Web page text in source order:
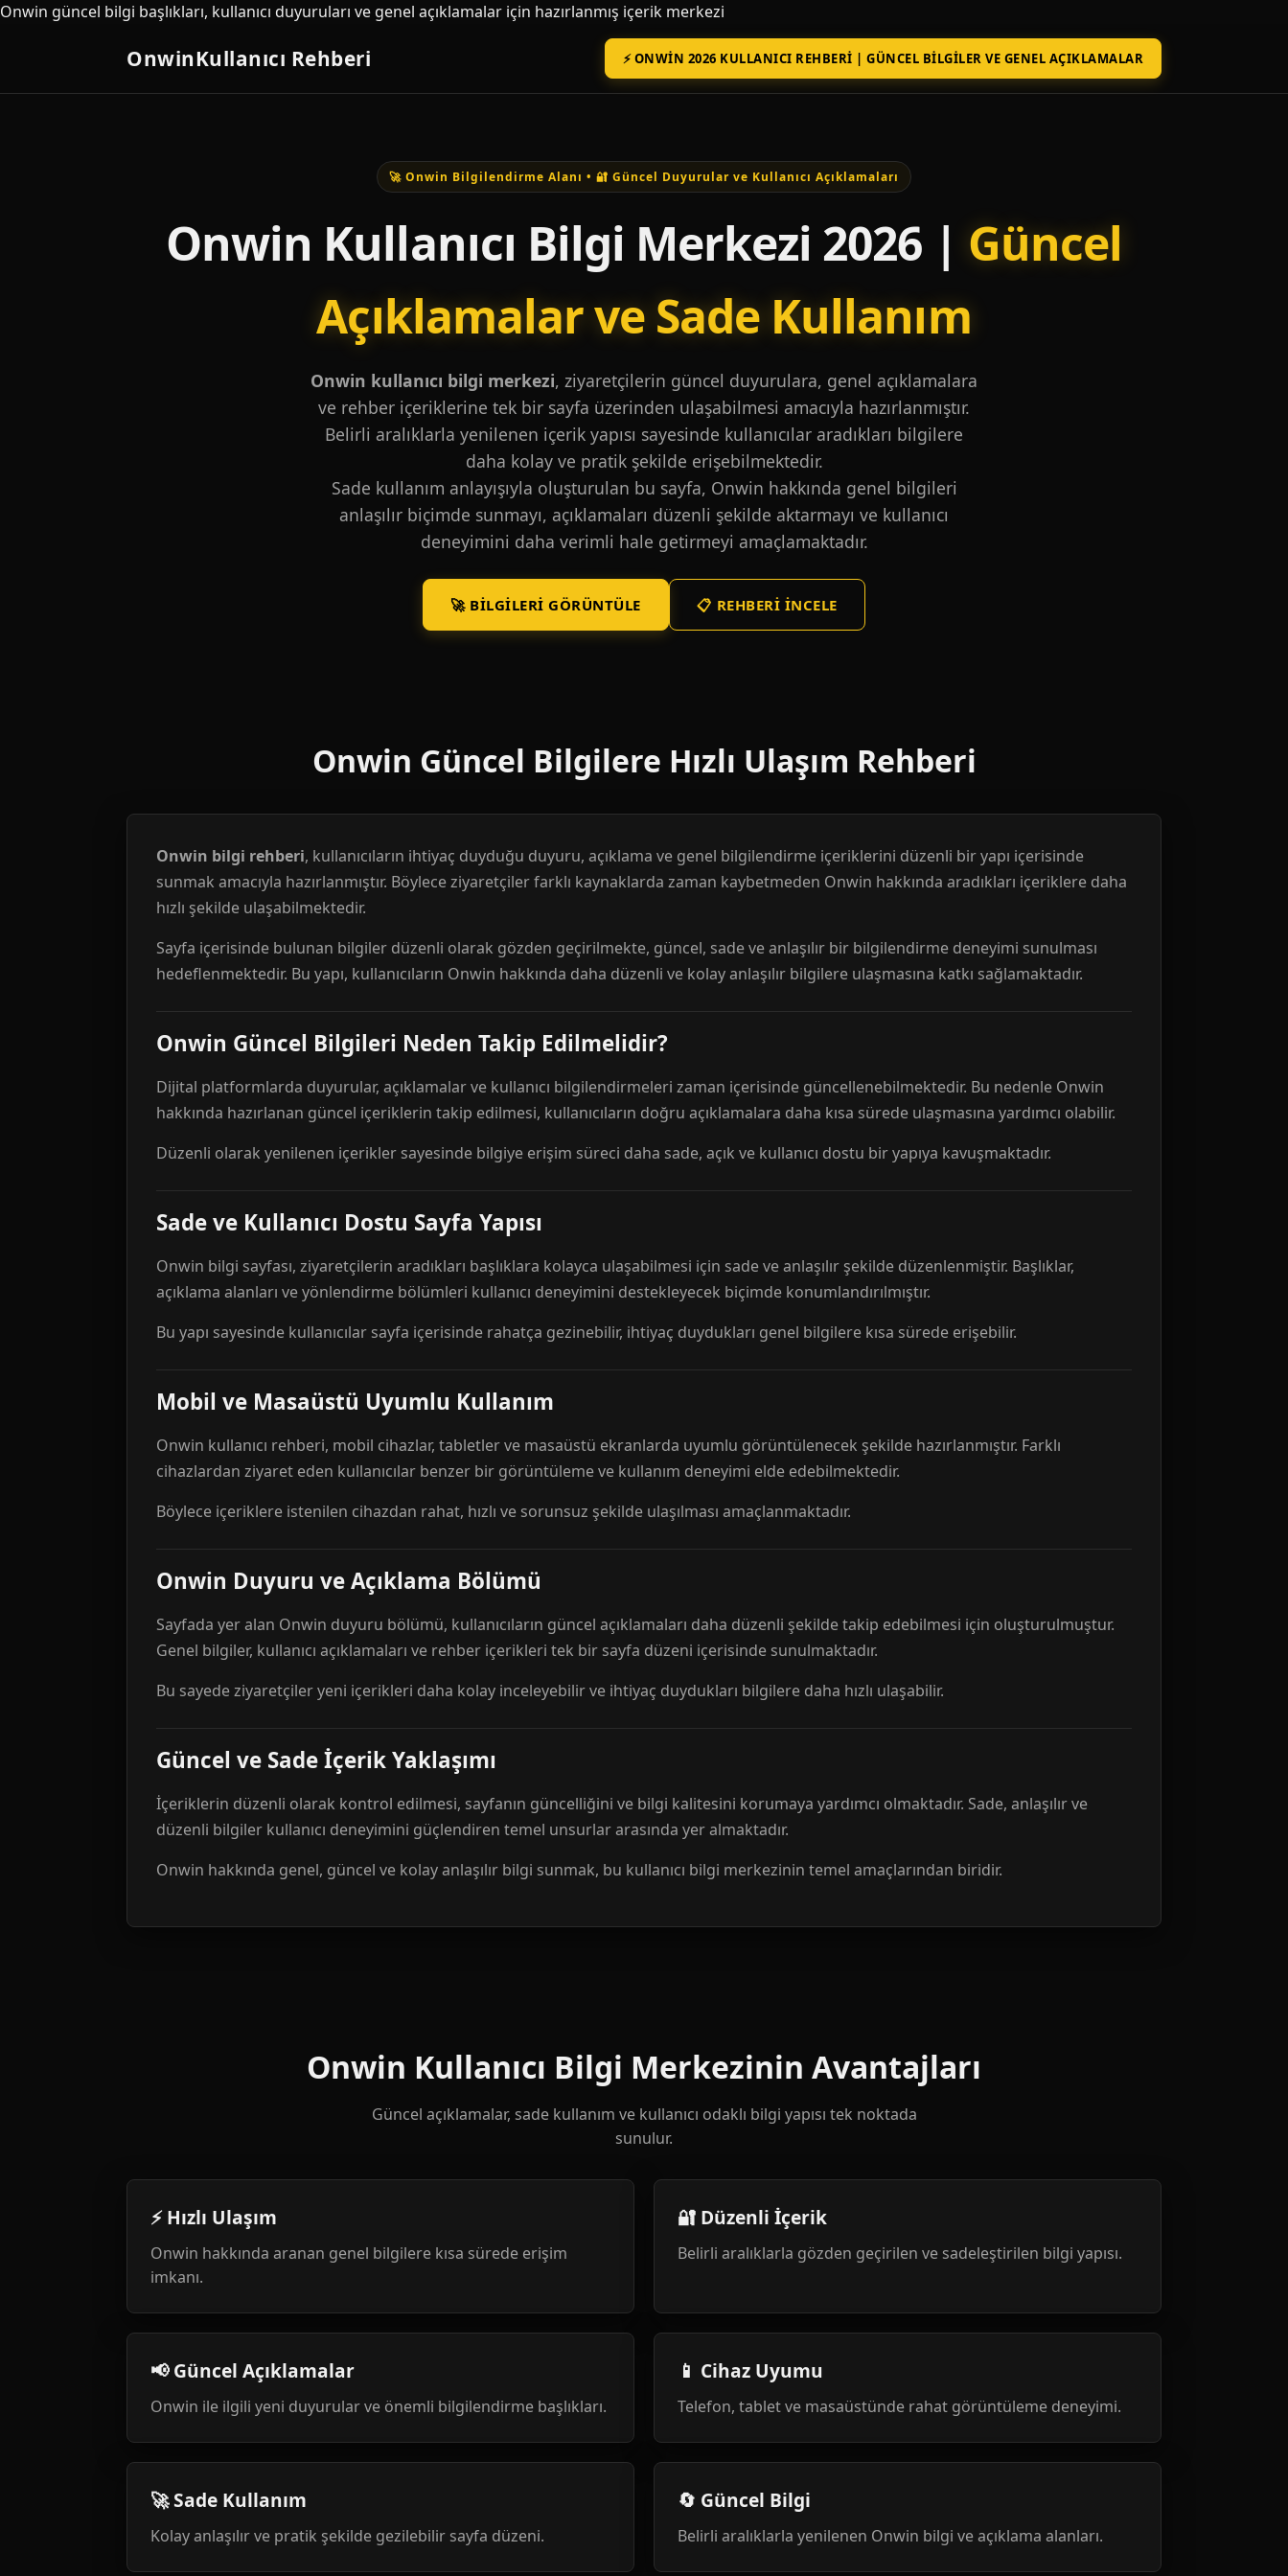
Onwin güncel bilgi başlıkları, kullanıcı duyuruları ve genel açıklamalar için hazırlanmış içerik merkezi
OnwinKullanıcı Rehberi ⚡ ONWIN 2026 KULLANICI REHBERI | GÜNCEL BILGILER VE GENEL AÇIKLAMALAR
🚀 Onwin Bilgilendirme Alanı • 🔐 Güncel Duyurular ve Kullanıcı Açıklamaları
Onwin Kullanıcı Bilgi Merkezi 2026 | Güncel
Açıklamalar ve Sade Kullanım
Onwin kullanıcı bilgi merkezi, ziyaretçilerin güncel duyurulara, genel açıklamalara
ve rehber içeriklerine tek bir sayfa üzerinden ulaşabilmesi amacıyla hazırlanmıştır.
Belirli aralıklarla yenilenen içerik yapısı sayesinde kullanıcılar aradıkları bilgilere
daha kolay ve pratik şekilde erişebilmektedir.
Sade kullanım anlayışıyla oluşturulan bu sayfa, Onwin hakkında genel bilgileri
anlaşılır biçimde sunmayı, açıklamaları düzenli şekilde aktarmayı ve kullanıcı
deneyimini daha verimli hale getirmeyi amaçlamaktadır.
🚀 BILGILERI GÖRÜNTÜLE 📋 REHBERI İNCELE
Onwin Güncel Bilgilere Hızlı Ulaşım Rehberi
Onwin bilgi rehberi, kullanıcıların ihtiyaç duyduğu duyuru, açıklama ve genel bilgilendirme içeriklerini düzenli bir yapı içerisinde
sunmak amacıyla hazırlanmıştır. Böylece ziyaretçiler farklı kaynaklarda zaman kaybetmeden Onwin hakkında aradıkları içeriklere daha
hızlı şekilde ulaşabilmektedir.
Sayfa içerisinde bulunan bilgiler düzenli olarak gözden geçirilmekte, güncel, sade ve anlaşılır bir bilgilendirme deneyimi sunulması
hedeflenmektedir. Bu yapı, kullanıcıların Onwin hakkında daha düzenli ve kolay anlaşılır bilgilere ulaşmasına katkı sağlamaktadır.
Onwin Güncel Bilgileri Neden Takip Edilmelidir?
Dijital platformlarda duyurular, açıklamalar ve kullanıcı bilgilendirmeleri zaman içerisinde güncellenebilmektedir. Bu nedenle Onwin
hakkında hazırlanan güncel içeriklerin takip edilmesi, kullanıcıların doğru açıklamalara daha kısa sürede ulaşmasına yardımcı olabilir.
Düzenli olarak yenilenen içerikler sayesinde bilgiye erişim süreci daha sade, açık ve kullanıcı dostu bir yapıya kavuşmaktadır.
Sade ve Kullanıcı Dostu Sayfa Yapısı
Onwin bilgi sayfası, ziyaretçilerin aradıkları başlıklara kolayca ulaşabilmesi için sade ve anlaşılır şekilde düzenlenmiştir. Başlıklar,
açıklama alanları ve yönlendirme bölümleri kullanıcı deneyimini destekleyecek biçimde konumlandırılmıştır.
Bu yapı sayesinde kullanıcılar sayfa içerisinde rahatça gezinebilir, ihtiyaç duydukları genel bilgilere kısa sürede erişebilir.
Mobil ve Masaüstü Uyumlu Kullanım
Onwin kullanıcı rehberi, mobil cihazlar, tabletler ve masaüstü ekranlarda uyumlu görüntülenecek şekilde hazırlanmıştır. Farklı
cihazlardan ziyaret eden kullanıcılar benzer bir görüntüleme ve kullanım deneyimi elde edebilmektedir.
Böylece içeriklere istenilen cihazdan rahat, hızlı ve sorunsuz şekilde ulaşılması amaçlanmaktadır.
Onwin Duyuru ve Açıklama Bölümü
Sayfada yer alan Onwin duyuru bölümü, kullanıcıların güncel açıklamaları daha düzenli şekilde takip edebilmesi için oluşturulmuştur.
Genel bilgiler, kullanıcı açıklamaları ve rehber içerikleri tek bir sayfa düzeni içerisinde sunulmaktadır.
Bu sayede ziyaretçiler yeni içerikleri daha kolay inceleyebilir ve ihtiyaç duydukları bilgilere daha hızlı ulaşabilir.
Güncel ve Sade İçerik Yaklaşımı
İçeriklerin düzenli olarak kontrol edilmesi, sayfanın güncelliğini ve bilgi kalitesini korumaya yardımcı olmaktadır. Sade, anlaşılır ve
düzenli bilgiler kullanıcı deneyimini güçlendiren temel unsurlar arasında yer almaktadır.
Onwin hakkında genel, güncel ve kolay anlaşılır bilgi sunmak, bu kullanıcı bilgi merkezinin temel amaçlarından biridir.
Onwin Kullanıcı Bilgi Merkezinin Avantajları
Güncel açıklamalar, sade kullanım ve kullanıcı odaklı bilgi yapısı tek noktada
sunulur.
⚡ Hızlı Ulaşım
Onwin hakkında aranan genel bilgilere kısa sürede erişim
imkanı.
🔐 Düzenli İçerik
Belirli aralıklarla gözden geçirilen ve sadeleştirilen bilgi yapısı.
📢 Güncel Açıklamalar
Onwin ile ilgili yeni duyurular ve önemli bilgilendirme başlıkları.
📱 Cihaz Uyumu
Telefon, tablet ve masaüstünde rahat görüntüleme deneyimi.
🚀 Sade Kullanım
Kolay anlaşılır ve pratik şekilde gezilebilir sayfa düzeni.
🔄 Güncel Bilgi
Belirli aralıklarla yenilenen Onwin bilgi ve açıklama alanları.